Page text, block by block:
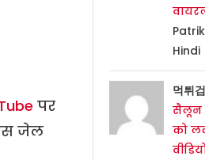
पर
जेल
Hindi
먹튀
सैलून
को